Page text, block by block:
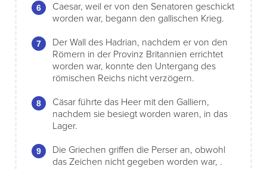
Caesar, weil er von den Senatoren geschickt
worden war, begann den gallischen Krieg.
Der Wall des Hadrian, nachdem er von den
Römern in der Provinz Britannien errichtet
worden war, konnte den Untergang des
römischen Reichs nicht verzögern.
Cäsar führte das Heer mit den Galliern,
nachdem sie besiegt worden waren, in das
Lager.
Die Griechen griffen die Perser an, obwohl
das Zeichen nicht gegeben worden war, .